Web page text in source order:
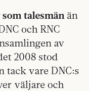
talesmän än
och RNC
av
2008 stod
tack vare DNC:s
väljare och